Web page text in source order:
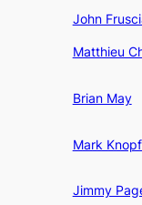
John
Matthieu
Brian May
Mark
Jimmy